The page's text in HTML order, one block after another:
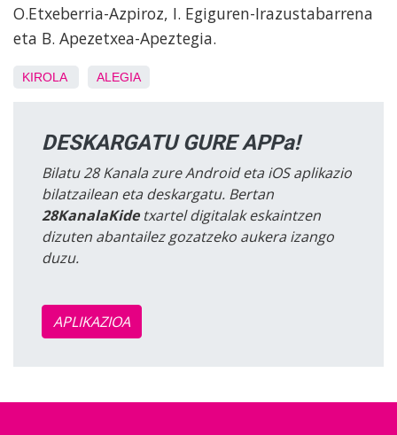
O.Etxeberria-Azpiroz, I. Egiguren-Irazustabarrena
eta B. Apezetxea-Apeztegia.
KIROLA ALEGIA
DESKARGATU GURE APPa!
Bilatu 28 Kanala zure Android eta iOS aplikazio
bilatzailean eta deskargatu. Bertan
28KanalaKidetxartel digitalak eskaintzen
dizuten abantailez gozatzeko aukera izango
duzu.
APLIKAZIOA